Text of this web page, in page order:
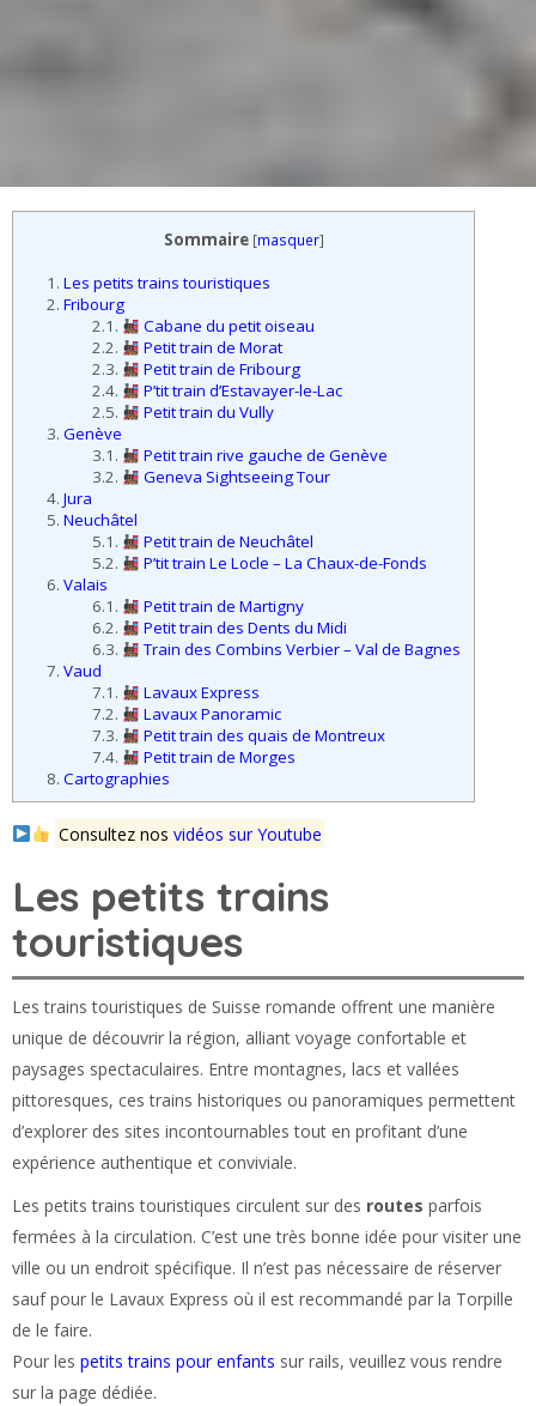
Sommaire [masquer]
1. Les petits trains touristiques
2. Fribourg
2.1.
Cabane du petit oiseau
2.2.
Petit train de Morat
2.3.
Petit train de Fribourg
2.4.
P’tit train d’Estavayer-le-Lac
2.5.
Petit train du Vully
3. Genève
3.1.
Petit train rive gauche de Genève
3.2.
Geneva Sightseeing Tour
4. Jura
5. Neuchâtel
5.1.
Petit train de Neuchâtel
5.2.
P’tit train Le Locle – La Chaux-de-Fonds
6. Valais
6.1.
Petit train de Martigny
6.2.
Petit train des Dents du Midi
6.3.
Train des Combins Verbier – Val de Bagnes
7. Vaud
7.1.
Lavaux Express
7.2.
Lavaux Panoramic
7.3.
Petit train des quais de Montreux
7.4.
Petit train de Morges
8. Cartographies
Consultez nos vidéos sur Youtube
Les petits trains
touristiques
Les trains touristiques de Suisse romande offrent une manière
unique de découvrir la région, alliant voyage confortable et
paysages spectaculaires. Entre montagnes, lacs et vallées
pittoresques, ces trains historiques ou panoramiques permettent
d’explorer des sites incontournables tout en profitant d’une
expérience authentique et conviviale.
Les petits trains touristiques circulent sur des routes parfois
fermées à la circulation. C’est une très bonne idée pour visiter une
ville ou un endroit spécifique. Il n’est pas nécessaire de réserver
sauf pour le Lavaux Express où il est recommandé par la Torpille
de le faire.
Pour les petits trains pour enfants sur rails, veuillez vous rendre
sur la page dédiée.